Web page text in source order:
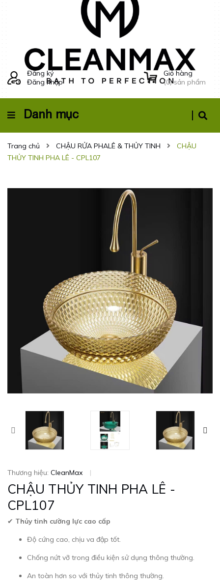
Đăng ký
Đăng nhập
Giỏ hàng
(0) sản phẩm
Danh mục
Trang chủ CHẬU RỬA PHALÊ & THỦY TINH
CHẬU
THỦY TINH PHA LÊ - CPL107
Thương hiệu: CleanMax |
CHẬU THỦY TINH PHA LÊ -
CPL107
✔ Thủy tinh cường lực cao cấp
Độ cứng cao, chịu va đập tốt.
Chống nứt vỡ trong điều kiện sử dụng thông thường.
An toàn hơn so với thủy tinh thông thường.